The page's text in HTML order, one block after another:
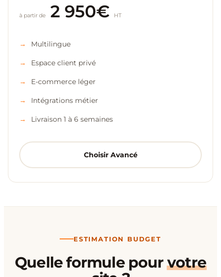
à partir de 2 950€ HT
Multilingue
Espace client privé
E-commerce léger
Intégrations métier
Livraison 1 à 6 semaines
Choisir Avancé
ESTIMATION BUDGET
Quelle formule pourvotre